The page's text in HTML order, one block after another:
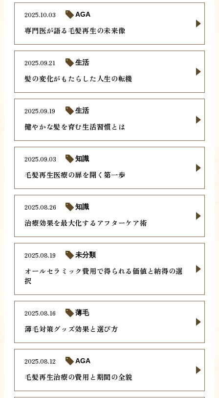
専門医が語る毛髪再生の未来像
2025.10.03 AGA
髪の変化がもたらした人生の転機
2025.09.21 生活
健やかな髪を育む生活習慣とは
2025.09.19 生活
毛髪再生医療の扉を開く第一歩
2025.09.03 知識
治療効果を最大化するアフターケア術
2025.08.26 知識
オールセラミック費用で得られる価値と納得の選
択
2025.08.19 未分類
薄毛対策グッズ効果と選び方
2025.08.16 薄毛
毛髪再生治療の費用と期間の全貌
2025.08.12 AGA